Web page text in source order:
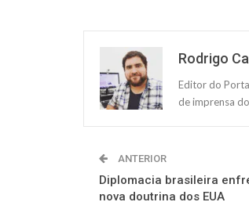
Rodrigo
Editor do
de imprensa
ANTERIOR
Diplomacia brasileira
nova doutrina dos EUA